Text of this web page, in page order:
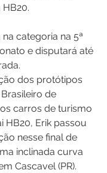
categoria na 5ª
e disputará até
dos protótipos
de
carros de turismo
HB20, Erik passou
nesse final de
inclinada curva
Cascavel (PR).